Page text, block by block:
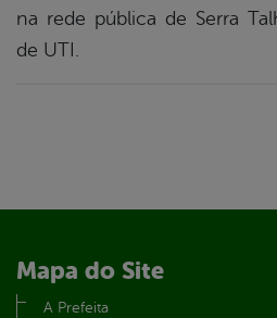
na rede pública de Serra
de UTI.
Mapa do Site
A Prefeita